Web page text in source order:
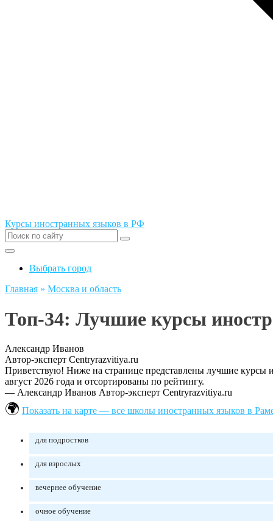
Курсы иностранных языков в РФ
Выбрать город
Главная » Москва и область
Топ-34: Лучшие курсы
Александр Иванов
Автор-эксперт Centryrazvitiya.ru
Приветствую! Ниже на странице представлены лучшие курсы
август 2026 года и отсортированы по рейтингу.
— Александр Иванов Автор-эксперт Centryrazvitiya.ru
Показать на карте — все школы иностранных языков в
для подростков
для взрослых
вечернее обучение
очное обучение